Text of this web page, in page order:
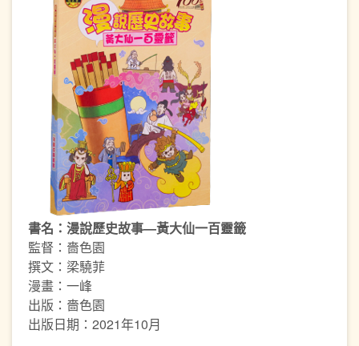
書名：漫說歷史故事—黃大仙一百靈籤
監督：嗇色園
撰文：梁驍菲
漫畫：一峰
出版：嗇色園
出版日期：2021年10月